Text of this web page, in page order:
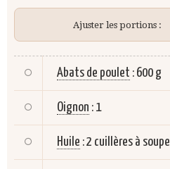
Ajuster les portions :
Abats de poulet : 600 g
Oignon : 1
Huile :2 cuillères à soupe